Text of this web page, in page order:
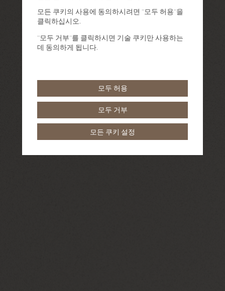
모든 쿠키의 사용에 동의하시려면 "모두 허용"을
클릭하십시오.
"모두 거부"를 클릭하시면 기술 쿠키만 사용하는
데 동의하게 됩니다.
모두 허용
모두 거부
모든 쿠키 설정